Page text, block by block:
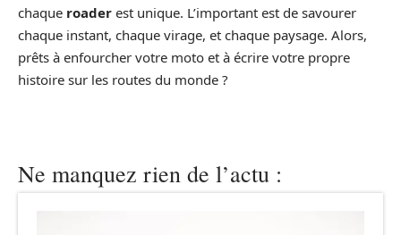
chaque roader est unique. L’important est de savourer
chaque instant, chaque virage, et chaque paysage. Alors,
prêts à enfourcher votre moto et à écrire votre propre
histoire sur les routes du monde ?
Ne manquez rien de l’actu :